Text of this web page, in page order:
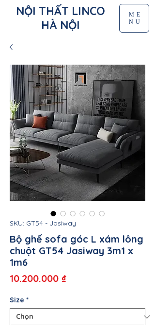
NỘI THẤT LINCO
HÀ NỘI
ME
NU
SKU: GT54 - Jasiway
Bộ ghế sofa góc L xám lông
chuột GT54 Jasiway 3m1 x
1m6
10.200.000 ₫Giá
Size *